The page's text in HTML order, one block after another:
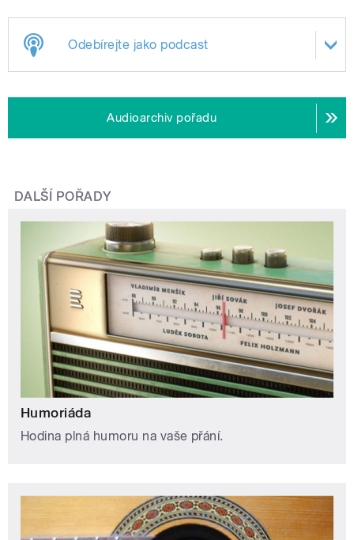
Odebírejte jako podcast
Audioarchiv pořadu
DALŠÍ POŘADY
Humoriáda
Hodina plná humoru na vaše přání.